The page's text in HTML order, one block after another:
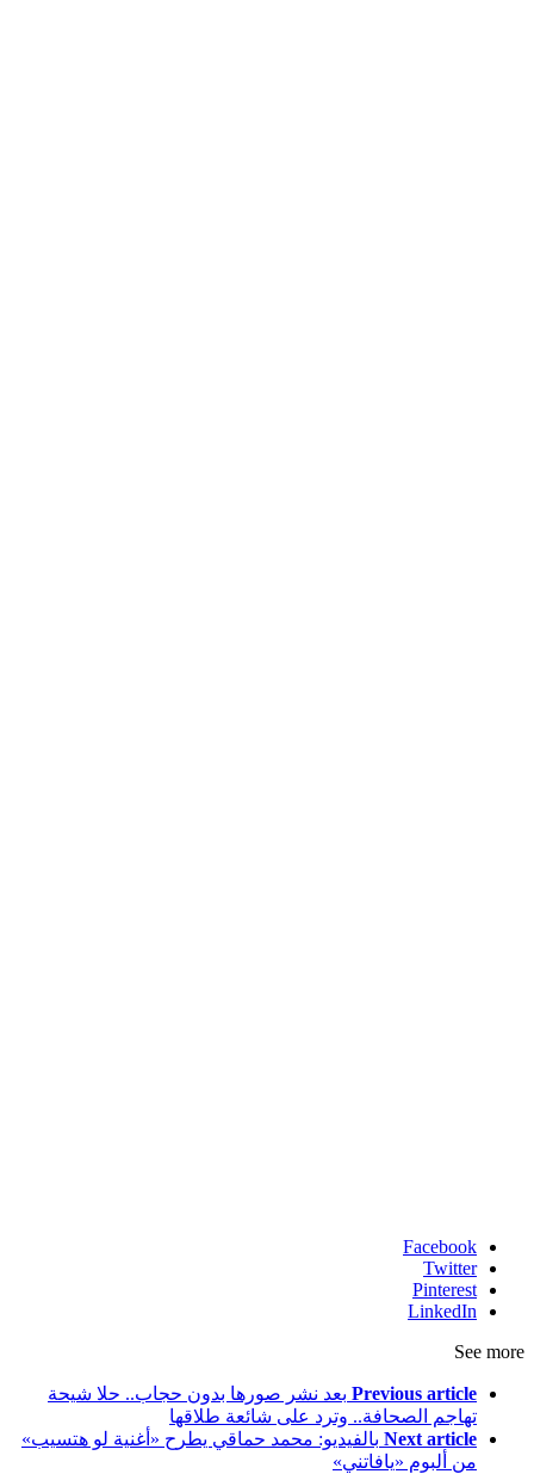
Facebook
Twitter
Pinterest
LinkedIn
See more
Previous article بعد نشر صورها بدون حجاب.. حلا شيحة
تهاجم الصحافة.. وترد على شائعة طلاقها
Next article بالفيديو: محمد حماقي يطرح «أغنية لو هتسيب»
من ألبوم «يافاتني»